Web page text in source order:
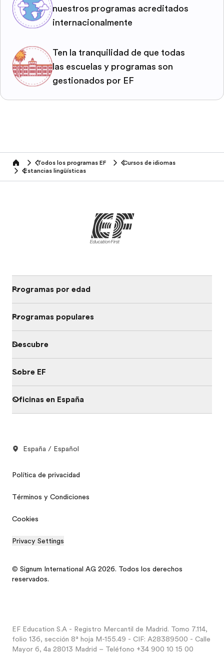
nuestros programas acreditados
internacionalmente
Ten la tranquilidad de que todas
las escuelas y programas son
gestionados por EF
home Todos los programas EF
Cursos de idiomas
Estancias lingüísticas
Programas por edad
Programas populares
Descubre
Sobre EF
Oficinas en España
España / Español
Política de privacidad
Términos y Condiciones
Cookies
Privacy Settings
© Signum International AG 2026. Todos los derechos
reservados.
EF Education S.A - Registro Mercantil de Madrid. Tomo 7.114,
folio 136, sección 8ª hoja M-155.49 - CIF: A28389500 - Calle
Mayor 6, 4a 28013 Madrid – Teléfono +34 900 10 15 00